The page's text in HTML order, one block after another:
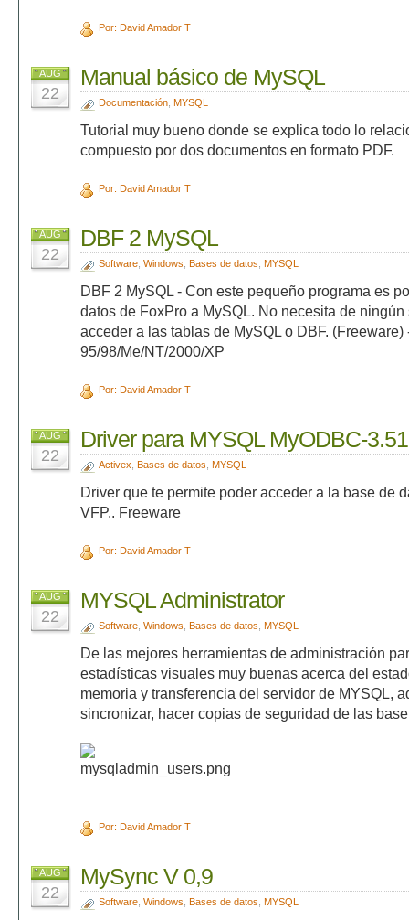
Por: David Amador T
AUG
22
Manual básico de MySQL
Documentación, MYSQL
Tutorial muy bueno donde se explica todo lo
compuesto por dos documentos en formato PDF.
Por: David Amador T
AUG
22
DBF 2 MySQL
Software, Windows Bases de datos MYSQL
DBF 2 MySQL - Con este pequeño programa es
datos de FoxPro a MySQL. No necesita de
acceder a las tablas de MySQL o DBF. (Freeware)
95/98/Me/NT/2000/XP
Por: David Amador T
AUG
22
Driver para MYSQL MyODBC-3.51
Activex Bases de datos MYSQL
Driver que te permite poder acceder a la base de
VFP.. Freeware
Por: David Amador T
AUG
22
MYSQL Administrator
Software, Windows Bases de datos MYSQL
De las mejores herramientas de administración
estadísticas visuales muy buenas acerca del
memoria y transferencia del servidor de MYSQL,
sincronizar, hacer copias de seguridad de las
Por: David Amador T
AUG
22
MySync V 0,9
Software, Windows Bases de datos MYSQL